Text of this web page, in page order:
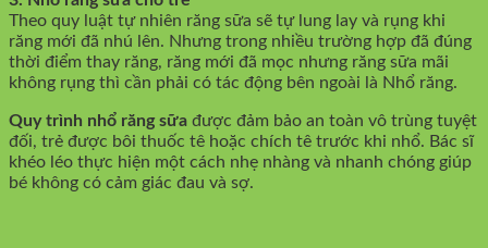
Theo quy luật tự nhiên răng sữa sẽ tự lung lay và rụng khi
răng mới đã nhú lên. Nhưng trong nhiều trường hợp đã đúng
thời điểm thay răng, răng mới đã mọc nhưng răng sữa mãi
không rụng thì cần phải có tác động bên ngoài là Nhổ răng.
Quy trình nhổ răng sữa được đảm bảo an toàn vô trùng tuyệt
đối, trẻ được bôi thuốc tê hoặc chích tê trước khi nhổ. Bác sĩ
khéo léo thực hiện một cách nhẹ nhàng và nhanh chóng giúp
bé không có cảm giác đau và sợ.